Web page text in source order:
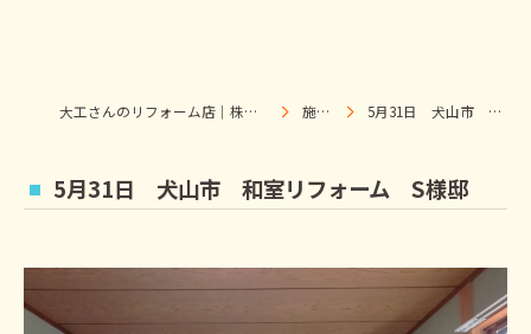
大工さんのリフォーム店｜株式会社ウィズホーム｜扶桑・犬山 施工事例 5月31日 犬山市 和室リフォーム S様邸
5月31日 犬山市 和室リフォーム S様邸